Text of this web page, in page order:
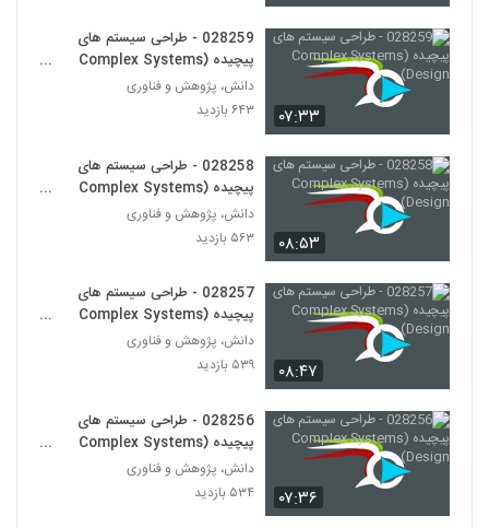
260
028272 - سیستم های سازگار پیچیده
262
(Complex Adaptive Systems)
۵۶۱ بازدید
263
028274 - سیستم های سازگار پیچیده
(Complex Adaptive Systems)
028275 - سیستم های سازگار پیچیده
۵۸۸ بازدید
265
028276 - سیستم های سازگار پیچیده
(Complex Adaptive Systems)
۵۸۱ بازدید
028277 - سیستم های سازگار پیچیده
(Complex Adaptive Systems)
۰۷:۳۳
028259 - طراحی سیستم های
پیچیده (Complex Systems
Design)
دانش، پژوهش و فناوری
۶۴۳ بازدید
۰۸:۵۳
028258 - طراحی سیستم های
پیچیده (Complex Systems
Design)
دانش، پژوهش و فناوری
۵۶۳ بازدید
۰۸:۴۷
028257 - طراحی سیستم های
پیچیده (Complex Systems
Design)
دانش، پژوهش و فناوری
۵۳۹ بازدید
۰۷:۳۶
028256 - طراحی سیستم های
پیچیده (Complex Systems
Design)
دانش، پژوهش و فناوری
۵۳۴ بازدید